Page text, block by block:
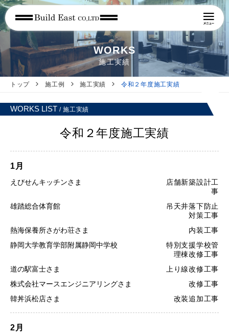
WORKS
施工実績
トップ 施工例 施工実績 令和２年度施工実績
WORKS LIST / 施工実績
令和２年度施工実績
1月
えびせんキッチンさま
店舗新築設計工
事
雄踏総合体育館
吊天井落下防止
対策工事
熱海保養所さがわ荘さま
内装工事
静岡大学教育学部附属静岡中学校
特別支援学校管
理棟改修工事
道の駅富士さま
上り線改修工事
株式会社マースエンジニアリングさま
改修工事
韓丼浜松店さま
改装追加工事
2月